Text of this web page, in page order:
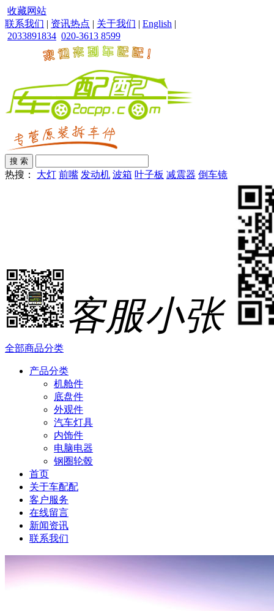
收藏网站
联系我们 | 资讯热点 | 关于我们 | English |
2033891834 020-3613 8599
热搜： 大灯 前嘴 发动机 波箱 叶子板 减震器 倒车镜
客服小张
全部商品分类
产品分类
机舱件
底盘件
外观件
汽车灯具
内饰件
电脑电器
钢圈轮毂
首页
关于车配配
客户服务
在线留言
新闻资讯
联系我们